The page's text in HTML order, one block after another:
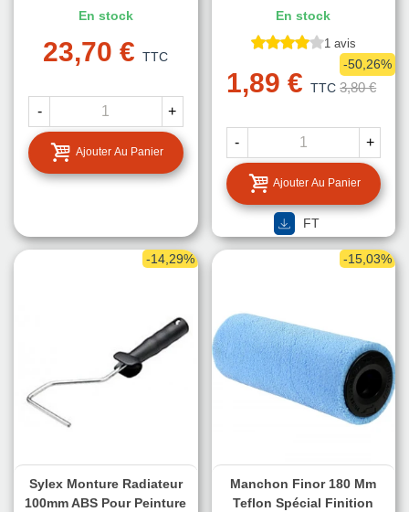
En stock
23,70 € TTC
- +
Ajouter Au Panier
En stock
1 avis
1,89 € TTC 3,80 €
-50,26%
- +
Ajouter Au Panier
FT
-14,29%
Sylex Monture Radiateur
100mm ABS Pour Peinture
-15,03%
Manchon Finor 180 Mm
Teflon Spécial Finition